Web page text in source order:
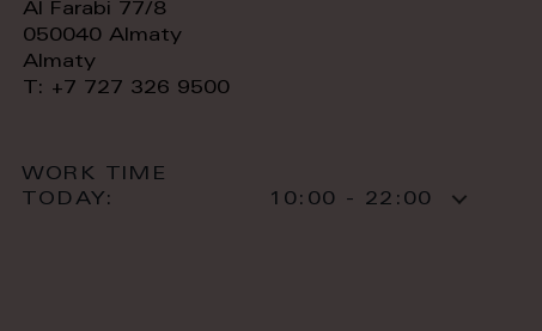
Al Farabi 77/8
050040 Almaty
Almaty
T: +7 727 326 9500
WORK TIME
TODAY:
10:00 - 22:00